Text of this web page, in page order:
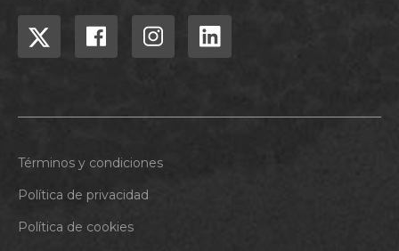
Términos y condiciones
Política de privacidad
Política de cookies